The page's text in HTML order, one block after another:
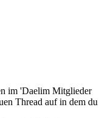
im 'Daelim Mitglieder
Thread auf in dem du